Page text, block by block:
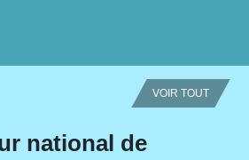
VOIR TOUT
national de